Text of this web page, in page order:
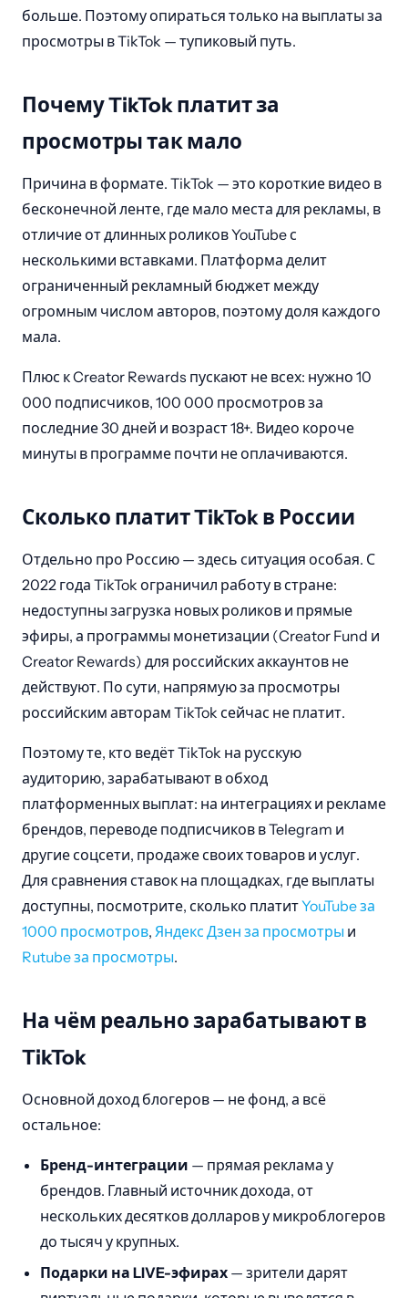
больше. Поэтому опираться только на выплаты за
просмотры в TikTok — тупиковый путь.
Почему TikTok платит за
просмотры так мало
Причина в формате. TikTok — это короткие видео в
бесконечной ленте, где мало места для рекламы, в
отличие от длинных роликов YouTube с
несколькими вставками. Платформа делит
ограниченный рекламный бюджет между
огромным числом авторов, поэтому доля каждого
мала.
Плюс к Creator Rewards пускают не всех: нужно 10
000 подписчиков, 100 000 просмотров за
последние 30 дней и возраст 18+. Видео короче
минуты в программе почти не оплачиваются.
Сколько платит TikTok в России
Отдельно про Россию — здесь ситуация особая. С
2022 года TikTok ограничил работу в стране:
недоступны загрузка новых роликов и прямые
эфиры, а программы монетизации (Creator Fund и
Creator Rewards) для российских аккаунтов не
действуют. По сути, напрямую за просмотры
российским авторам TikTok сейчас не платит.
Поэтому те, кто ведёт TikTok на русскую
аудиторию, зарабатывают в обход
платформенных выплат: на интеграциях и рекламе
брендов, переводе подписчиков в Telegram и
другие соцсети, продаже своих товаров и услуг.
Для сравнения ставок на площадках, где выплаты
доступны, посмотрите, сколько платитYouTube за
1000 просмотров, Яндекс Дзен за просмотры и
Rutube за просмотры.
На чём реально зарабатывают в
TikTok
Основной доход блогеров — не фонд, а всё
остальное:
Бренд-интеграции — прямая реклама у
брендов. Главный источник дохода, от
нескольких десятков долларов у микроблогеров
до тысяч у крупных.
Подарки на LIVE-эфирах — зрители дарят